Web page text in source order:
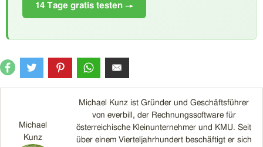
14 Tage gratis testen →
Michael
Kunz
Michael Kunz ist Gründer und Geschäftsführer
von everbill, der Rechnungssoftware für
österreichische Kleinunternehmer und KMU. Seit
über einem Vierteljahrhundert beschäftigt er sich